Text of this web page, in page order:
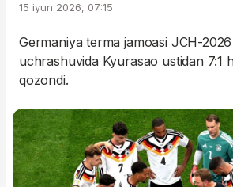
15 iyun 2026, 07:15
Germaniya terma jamoasi JCH-
uchrashuvida Kyurasao ustidan 7:1
qozondi.